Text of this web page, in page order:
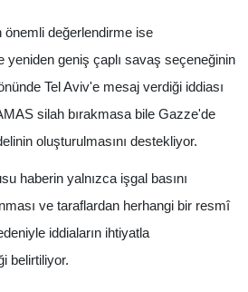
değerlendirme ise
yeniden geniş çaplı savaş seçeneğinin
Tel Aviv'e mesaj verdiği iddiası
silah bırakmasa bile Gazze'de
oluşturulmasını destekliyor.
haberin yalnızca işgal basını
ve taraflardan herhangi bir resmî
iddiaların ihtiyatla
belirtiliyor.